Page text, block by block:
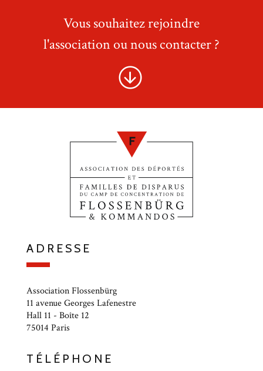
Vous souhaitez rejoindre
l'association ou nous contacter ?
ADRESSE
Association Flossenbürg
11 avenue Georges Lafenestre
Hall 11 - Boîte 12
75014 Paris
TÉLÉPHONE